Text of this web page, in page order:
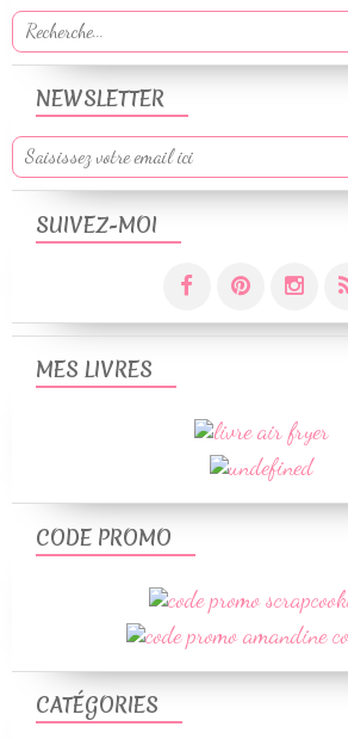
NEWSLETTER
SUIVEZ-MOI
CATÉGORIES
MES LIVRES
CODE PROMO